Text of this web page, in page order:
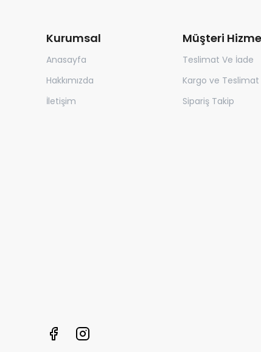
Kurumsal
Anasayfa
Hakkımızda
İletişim
Müşteri
Teslimat Ve İade
Kargo ve Teslimat
Sipariş Takip